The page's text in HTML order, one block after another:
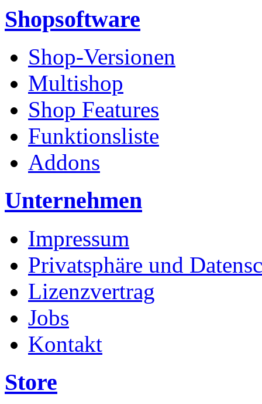
Shopsoftware
Shop-Versionen
Multishop
Shop Features
Funktionsliste
Addons
Unternehmen
Impressum
Privatsphäre und
Lizenzvertrag
Jobs
Kontakt
Store